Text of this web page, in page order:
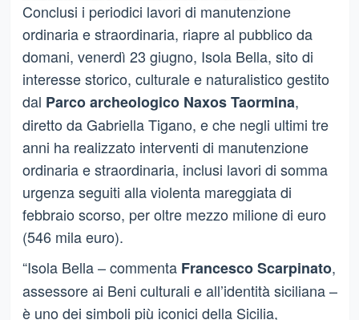
Conclusi i periodici lavori di manutenzione
ordinaria e straordinaria, riapre al pubblico da
domani, venerdì 23 giugno, Isola Bella, sito di
interesse storico, culturale e naturalistico gestito
dal Parco archeologico Naxos Taormina,
diretto da Gabriella Tigano, e che negli ultimi tre
anni ha realizzato interventi di manutenzione
ordinaria e straordinaria, inclusi lavori di somma
urgenza seguiti alla violenta mareggiata di
febbraio scorso, per oltre mezzo milione di euro
(546 mila euro).
“Isola Bella – commenta Francesco Scarpinato,
assessore ai Beni culturali e all’identità siciliana –
è uno dei simboli più iconici della Sicilia,